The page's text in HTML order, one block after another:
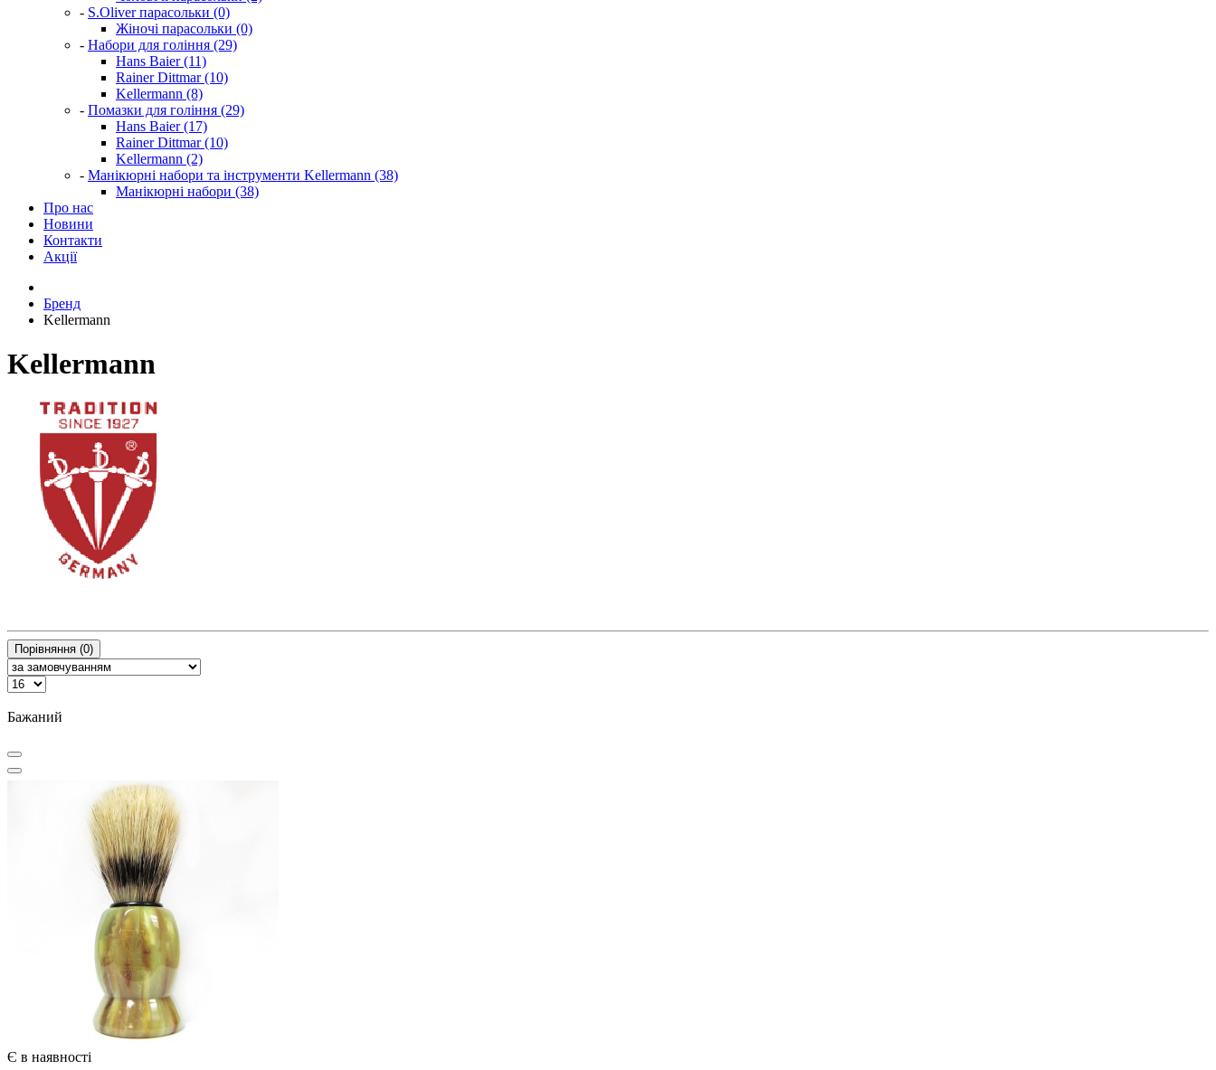
- S.Oliver парасольки (0)
Жіночі парасольки (0)
- Набори для гоління (29)
Hans Baier (11)
Rainer Dittmar (10)
Kellermann (8)
- Помазки для гоління (29)
Hans Baier (17)
Rainer Dittmar (10)
Kellermann (2)
- Манікюрні набори та інструменти Kellermann (38)
Манікюрні набори (38)
Про нас
Новини
Контакти
Акції
Бренд
Kellermann
Kellermann
Порівняння (0)
Бажаний
Є в наявності